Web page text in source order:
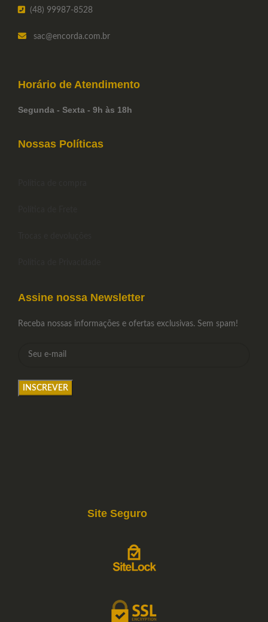
(48) 99987-8528
sac@encorda.com.br
Horário de Atendimento
Segunda - Sexta - 9h às 18h
Nossas Políticas
Assine nossa Newsletter
Receba nossas informações e ofertas exclusivas. Sem spam!
Site Seguro